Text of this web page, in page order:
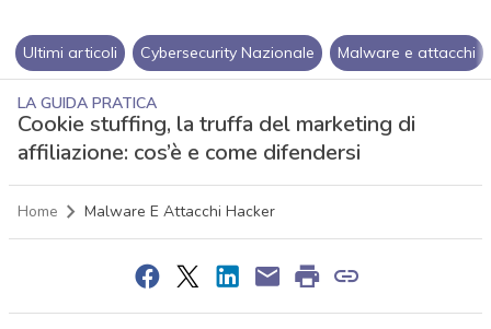
Ultimi articoli Cybersecurity Nazionale Malware e attacchi
LA GUIDA PRATICA
Cookie stuffing, la truffa del marketing di
affiliazione: cos’è e come difendersi
Home Malware E Attacchi Hacker